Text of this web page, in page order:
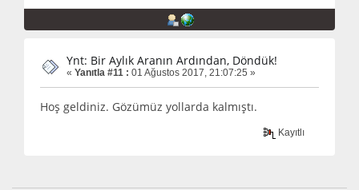
Ynt: Bir Aylık Aranın Ardından, Döndük!
« Yanıtla #11 : 01 Ağustos 2017, 21:07:25 »
Hoş geldiniz. Gözümüz yollarda kalmıştı.
Kayıtlı